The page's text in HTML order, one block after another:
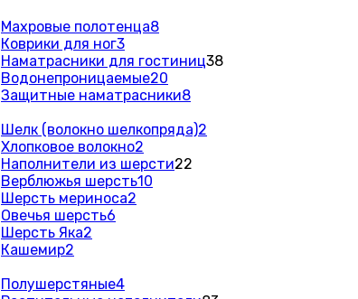
Махровые полотенца8
Коврики для ног3
Наматрасники для гостиниц38
Водонепроницаемые20
Защитные наматрасники8
Шелк (волокно шелкопряда)2
Хлопковое волокно2
Наполнители из шерсти22
Верблюжья шерсть10
Шерсть мериноса2
Овечья шерсть6
Шерсть Яка2
Кашемир2
Полушерстяные4